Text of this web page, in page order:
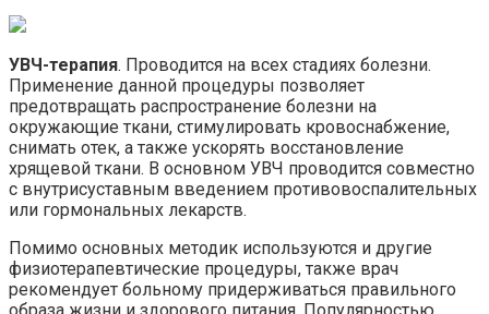
УВЧ-терапия. Проводится на всех стадиях болезни.
Применение данной процедуры позволяет
предотвращать распространение болезни на
окружающие ткани, стимулировать кровоснабжение,
снимать отек, а также ускорять восстановление
хрящевой ткани. В основном УВЧ проводится совместно
с внутрисуставным введением противовоспалительных
или гормональных лекарств.
Помимо основных методик используются и другие
физиотерапевтические процедуры, также врач
рекомендует больному придерживаться правильного